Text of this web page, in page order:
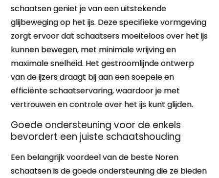
schaatsen geniet je van een uitstekende
glijbeweging op het ijs. Deze specifieke vormgeving
zorgt ervoor dat schaatsers moeiteloos over het ijs
kunnen bewegen, met minimale wrijving en
maximale snelheid. Het gestroomlijnde ontwerp
van de ijzers draagt bij aan een soepele en
efficiënte schaatservaring, waardoor je met
vertrouwen en controle over het ijs kunt glijden.
Goede ondersteuning voor de enkels
bevordert een juiste schaatshouding
Een belangrijk voordeel van de beste Noren
schaatsen is de goede ondersteuning die ze bieden